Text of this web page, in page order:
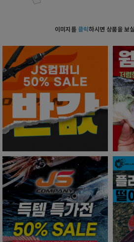
이미지를 클릭하시면 상품을 보